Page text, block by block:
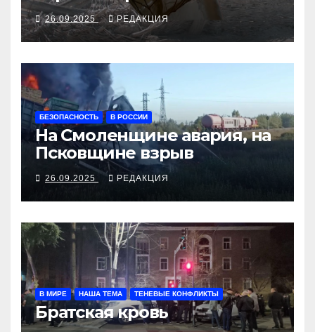
алкосуррогата
26.09.2025 РЕДАКЦИЯ
БЕЗОПАСНОСТЬ В РОССИИ
На Смоленщине авария, на
Псковщине взрыв
26.09.2025 РЕДАКЦИЯ
В МИРЕ НАША ТЕМА ТЕНЕВЫЕ КОНФЛИКТЫ
Братская кровь